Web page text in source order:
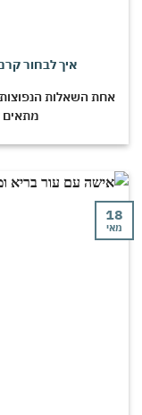
איך לבחור קרם
אחת השאלות הנפוצות
מתאים